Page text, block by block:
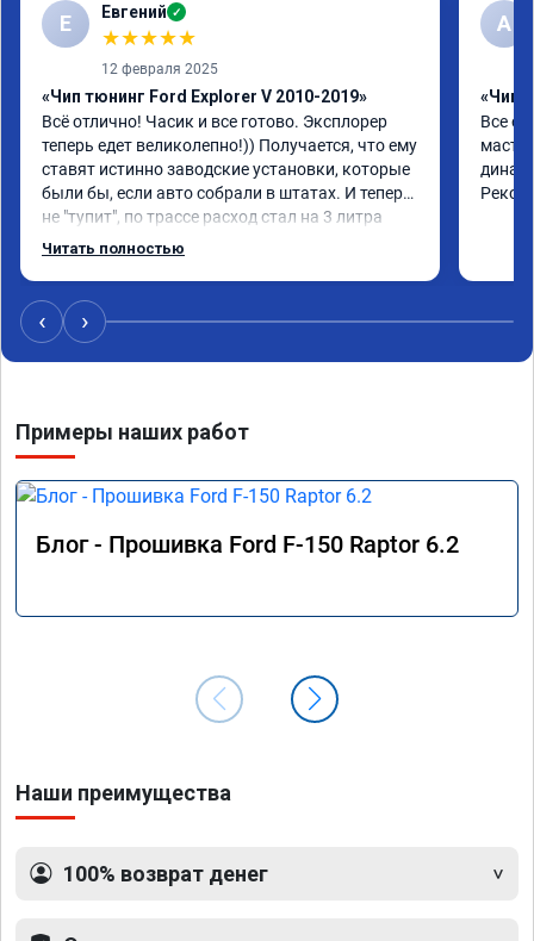
Е Евгений ✓
★★★★★
12 февраля 2025
«Чип тюнинг Ford Explorer V 2010-2019»
Всё отлично! Часик и все готово. Эксплорер
теперь едет великолепно!)) Получается, что ему
ставят истинно заводские установки, которые
были бы, если авто собрали в штатах. И теперь
не "тупит", по трассе расход стал на 3 литра
ниже! По городу меньше, если ездить как до
доволен!))
Читать полностью
А
«Чип
Все
‹ ›
Примеры наших работ
Блог - Прошивка Ford F-150 Raptor 6.2
Наши преимущества
100% возврат денег